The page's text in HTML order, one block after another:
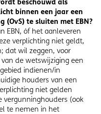
beschouwd als
binnen een jaar een
(OvS) te sluiten met EBN?
EBN, óf het aanleveren
verplichting niet geldt,
dat wil zeggen, voor
de wetswijziging een
indienen/in
houders van een
niet gelden
vergunninghouders (ook
te nemen in het